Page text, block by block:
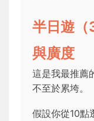
半日遊
與廣度
這是我最推薦
不至於累垮。
假設你從10點